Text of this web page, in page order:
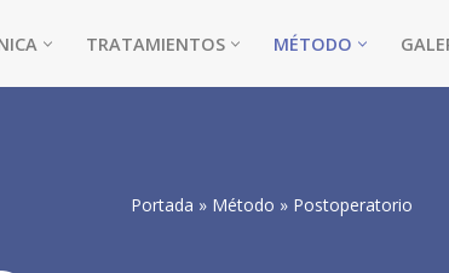
TRATAMIENTOS MÉTODO
Portada » Método » Postoperatorio